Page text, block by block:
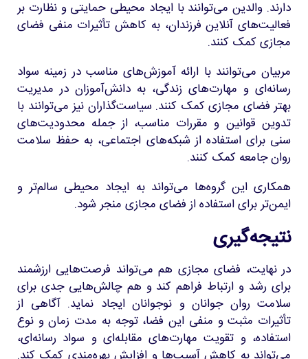
دارند. والدین می‌توانند با ایجاد محیطی حمایتی و نظارت بر
فعالیت‌های آنلاین فرزندان، به کاهش تأثیرات منفی فضای
مجازی کمک کنند.
مربیان می‌توانند با ارائه آموزش‌های مناسب در زمینه سواد
رسانه‌ای و مهارت‌های زندگی، به دانش‌آموزان در مدیریت
بهتر فضای مجازی کمک کنند. سیاست‌گذاران نیز می‌توانند با
تدوین قوانین و مقررات مناسب، از جمله محدودیت‌های
سنی برای استفاده از شبکه‌های اجتماعی، به حفظ سلامت
روان جامعه کمک کنند.
همکاری این گروه‌ها می‌تواند به ایجاد محیطی سالم‌تر و
ایمن‌تر برای استفاده از فضای مجازی منجر شود.
نتیجه‌گیری
در نهایت، فضای مجازی هم می‌تواند فرصت‌هایی ارزشمند
برای رشد و ارتباط فراهم کند و هم چالش‌هایی جدی برای
سلامت روان جوانان و نوجوانان ایجاد نماید. آگاهی از
تأثیرات مثبت و منفی این فضا، توجه به مدت زمان و نوع
استفاده، و تقویت مهارت‌های مقابله‌ای و سواد رسانه‌ای،